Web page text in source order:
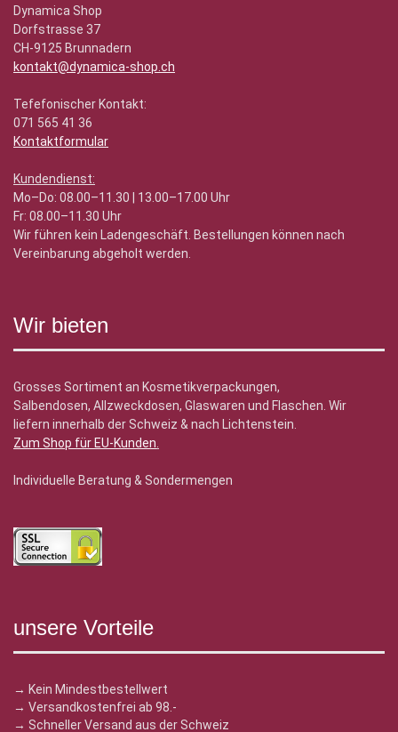
Dynamica Shop
Dorfstrasse 37
CH-9125 Brunnadern
kontakt@dynamica-shop.ch
Tefefonischer Kontakt:
071 565 41 36
Kontaktformular
Kundendienst:
Mo–Do: 08.00–11.30 | 13.00–17.00 Uhr
Fr: 08.00–11.30 Uhr
Wir führen kein Ladengeschäft. Bestellungen können nach
Vereinbarung abgeholt werden.
Wir bieten
Grosses Sortiment an Kosmetikverpackungen,
Salbendosen, Allzweckdosen, Glaswaren und Flaschen. Wir
liefern innerhalb der Schweiz & nach Lichtenstein.
Zum Shop für EU-Kunden.
Individuelle Beratung & Sondermengen
unsere Vorteile
→ Kein Mindestbestellwert
→ Versandkostenfrei ab 98.-
→ Schneller Versand aus der Schweiz